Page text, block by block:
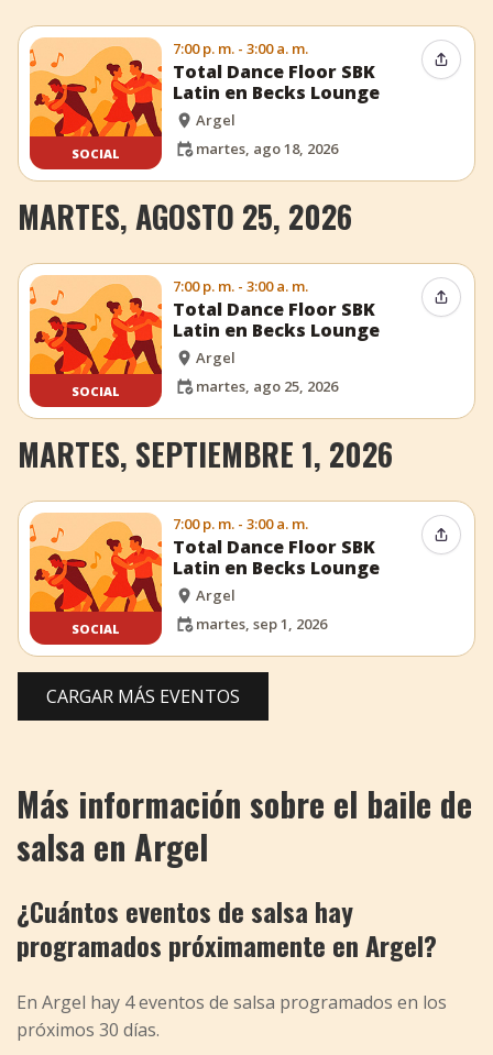
SOCIAL
7:00 p. m. - 3:00 a. m.
Total Dance Floor SBK
Latin en Becks Lounge
Argel
martes, ago 18, 2026
MARTES, AGOSTO 25, 2026
SOCIAL
7:00 p. m. - 3:00 a. m.
Total Dance Floor SBK
Latin en Becks Lounge
Argel
martes, ago 25, 2026
MARTES, SEPTIEMBRE 1, 2026
SOCIAL
7:00 p. m. - 3:00 a. m.
Total Dance Floor SBK
Latin en Becks Lounge
Argel
martes, sep 1, 2026
CARGAR MÁS EVENTOS
Más información sobre el baile de
salsa en Argel
¿Cuántos eventos de salsa hay
programados próximamente en Argel?
En Argel hay 4 eventos de salsa programados en los
próximos 30 días.